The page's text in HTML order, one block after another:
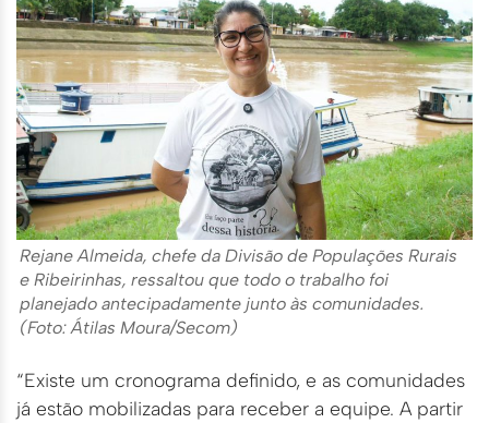
Rejane Almeida, chefe da Divisão de Populações Rurais
e Ribeirinhas, ressaltou que todo o trabalho foi
planejado antecipadamente junto às comunidades.
(Foto: Átilas Moura/Secom)
“Existe um cronograma definido, e as comunidades
já estão mobilizadas para receber a equipe. A partir